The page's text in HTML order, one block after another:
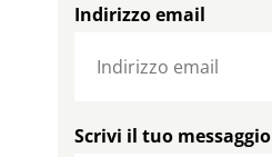
Indirizzo email
Scrivi il tuo messaggio